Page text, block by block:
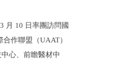
3 月 10 日率團訪問國
合作聯盟（UAAT）
心、前瞻醫材中